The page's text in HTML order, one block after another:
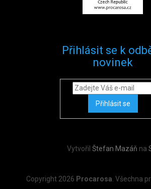
Přihlásit se k
novinek
Přihlásit se
Vytvořil Štefan Mazáň na
Copyright 2026 Procarosa . Všechna